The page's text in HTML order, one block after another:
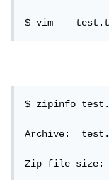
$ vim
$ zipinfo
Archive:
Zip file size: